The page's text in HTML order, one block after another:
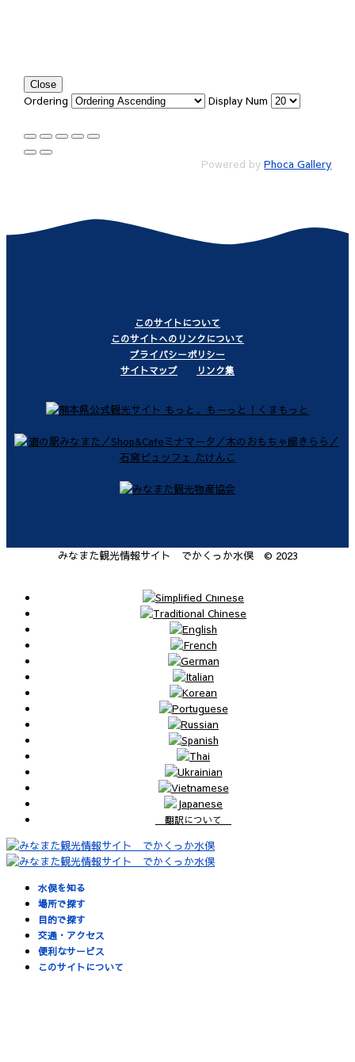
Close
Ordering Display Num
Powered byPhoca Gallery
このサイトについて
このサイトへのリンクについて
プライバシーポリシー
サイトマップ
リンク集
みなまた観光情報サイト でかくっか水俣 © 2023
翻訳について
水俣を知る
場所で探す
目的で探す
交通・アクセス
便利なサービス
このサイトについて